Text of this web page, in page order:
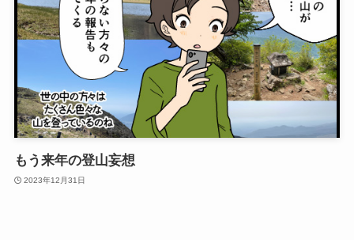
もう来年の登山妄想
2023年12月31日